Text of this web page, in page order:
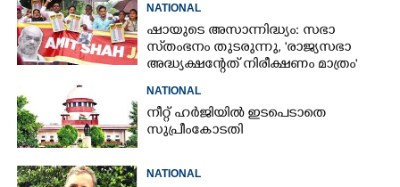
NATIONAL
ഷായുടെ അസാന്നിദ്ധ്യം: സഭാ
സ്‌തംഭനം തുടരുന്നു, 'രാജ്യസഭാ
അദ്ധ്യക്ഷന്റേത് നിരീക്ഷണം മാത്രം'
NATIONAL
നീറ്റ് ഹർജിയിൽ ഇടപെടാതെ
സുപ്രീംകോടതി
NATIONAL